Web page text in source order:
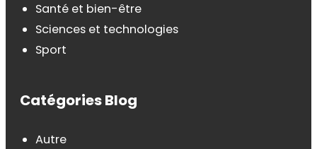
Santé et bien-être
Sciences et technologies
Sport
Catégories Blog
Autre